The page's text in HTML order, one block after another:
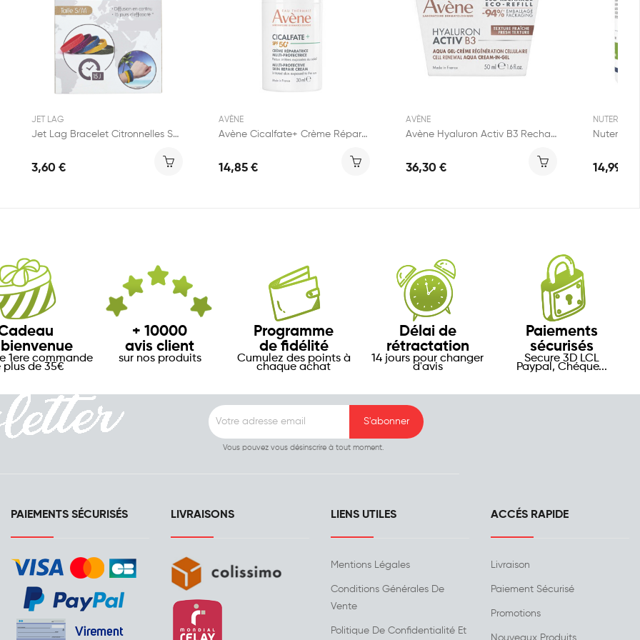
JET LAG
Jet Lag Bracelet Citronnelles S/M en Silicone 1...
3,60 €
AVÈNE
Avène Cicalfate+ Crème Réparatrice SPF50+ 30ml
14,85 €
AVÈNE
Avène Hyaluron Activ B3 Recharge Aqua Gel-Crème...
36,30 €
NUTERGIA
14,99 €
1ere commande
plus de 35€
+ 10000
avis client
sur nos produits
Programme
de fidélité
Cumulez des points à
chaque achat
Délai de
rétractation
14 jours pour changer
d'avis
Paiements
sécurisés
Secure 3D LCL
Paypal, Chéque...
Vous pouvez vous désinscrire à tout moment.
ACCÉS RAPIDE
Livraison
Paiement Sécurisé
Promotions
Nouveaux Produits
LIENS UTILES
Mentions Légales
Conditions Générales De
Vente
Politique De Confidentialité Et
LIVRAISONS
PAIEMENTS SÉCURISÉS